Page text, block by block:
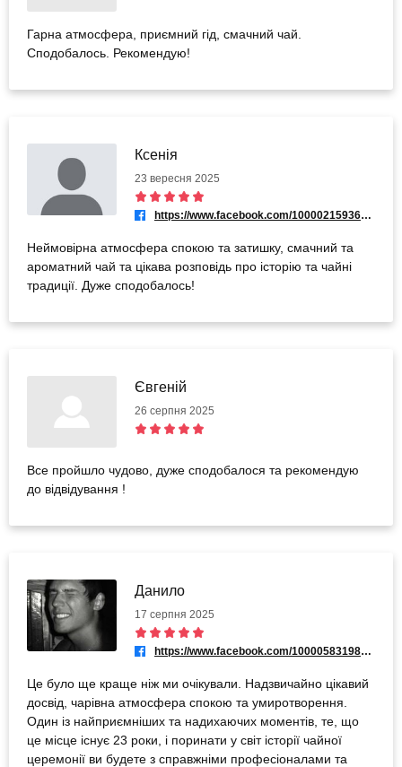
Гарна атмосфера, приємний гід, смачний чай.
Сподобалось. Рекомендую!
Ксенія
23 вересня 2025
https://www.facebook.com/100002159368923
Неймовірна атмосфера спокою та затишку, смачний та
ароматний чай та цікава розповідь про історію та чайні
традиції. Дуже сподобалось!
Євгеній
26 серпня 2025
Все пройшло чудово, дуже сподобалося та рекомендую
до відвідування !
Данило
17 серпня 2025
https://www.facebook.com/100005831980527
Це було ще краще ніж ми очікували. Надзвичайно цікавий
досвід, чарівна атмосфера спокою та умиротворення.
Один із найприємніших та надихаючих моментів, те, що
це місце існує 23 роки, і поринати у світ історії чайної
церемонії ви будете з справжніми професіоналами та